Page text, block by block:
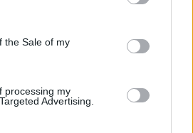
the Sale of my
processing my
Advertising.
08/26|17:45
και επεκτείνεται
Χαλκιδική